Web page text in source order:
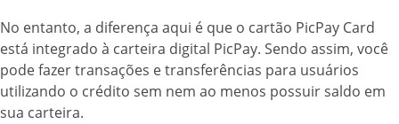
No entanto, a diferença aqui é que o cartão PicPay Card
está integrado à carteira digital PicPay. Sendo assim, você
pode fazer transações e transferências para usuários
utilizando o crédito sem nem ao menos possuir saldo em
sua carteira.